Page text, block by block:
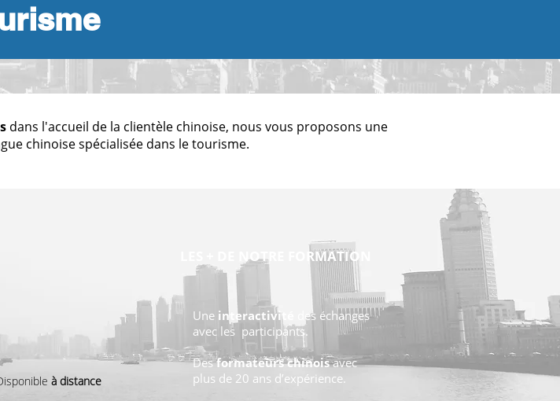
dans l'accueil de la clientèle chinoise, nous vous proposons une
chinoise spécialisée dans le tourisme.
à distance
LES + DE NOTRE FORMATION
Une interactivité
des échanges
avec les participants.
Desformateurs chinoisavec
plus de 20 ans d’expérience.